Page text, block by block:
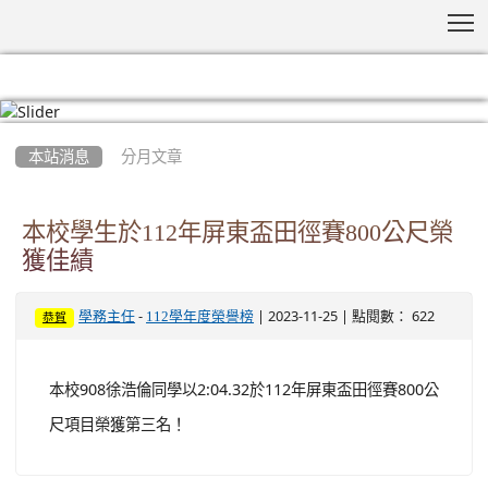
本站消息 分月文章
本校學生於112年屏東盃田徑賽800公尺榮
獲佳績
恭賀 學務主任 - 112學年度榮譽榜 | 2023-11-25 | 點閱數： 622
本校908徐浩倫同學以2:04.32於112年屏東盃田徑賽800公
尺項目榮獲第三名！